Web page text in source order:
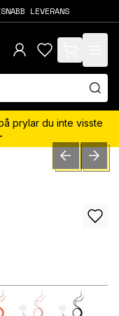
LEVERANS
items in cart,
prylar du inte visste
PREVIOUSNEXT